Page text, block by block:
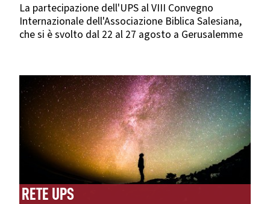
La partecipazione dell'UPS al VIII Convegno
Internazionale dell'Associazione Biblica Salesiana,
che si è svolto dal 22 al 27 agosto a Gerusalemme
RETE UPS